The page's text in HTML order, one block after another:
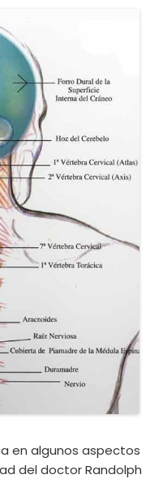
en algunos aspectos
del doctor Randolph